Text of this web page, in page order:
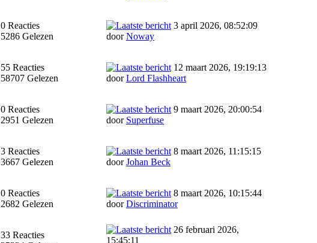
0 Reacties
5286 Gelezen
3 april 2026, 08:52:09
doorNoway
55 Reacties
58707 Gelezen
12 maart 2026, 19:19:13
doorLord Flashheart
0 Reacties
2951 Gelezen
9 maart 2026, 20:00:54
door Superfuse
3 Reacties
3667 Gelezen
8 maart 2026, 11:15:15
doorJohan Beck
0 Reacties
2682 Gelezen
8 maart 2026, 10:15:44
doorDiscriminator
33 Reacties
26 februari 2026,
15:45:11